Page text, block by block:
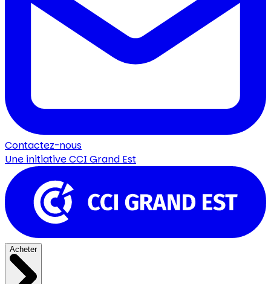
Contactez-nous
Une initiativeCCI Grand Est
Acheter